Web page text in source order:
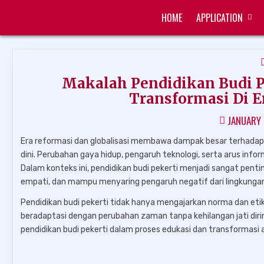
HOME APPLICATION
Makalah Pendidikan Budi
Transformasi Di
Era reformasi dan globalisasi membawa dampak besar
dini. Perubahan gaya hidup, pengaruh teknologi, serta arus
Dalam konteks ini, pendidikan budi pekerti menjadi sangat
empati, dan mampu menyaring pengaruh negatif dari
Pendidikan budi pekerti tidak hanya mengajarkan norma dan
beradaptasi dengan perubahan zaman tanpa kehilangan jati
pendidikan budi pekerti dalam proses edukasi dan transformasi